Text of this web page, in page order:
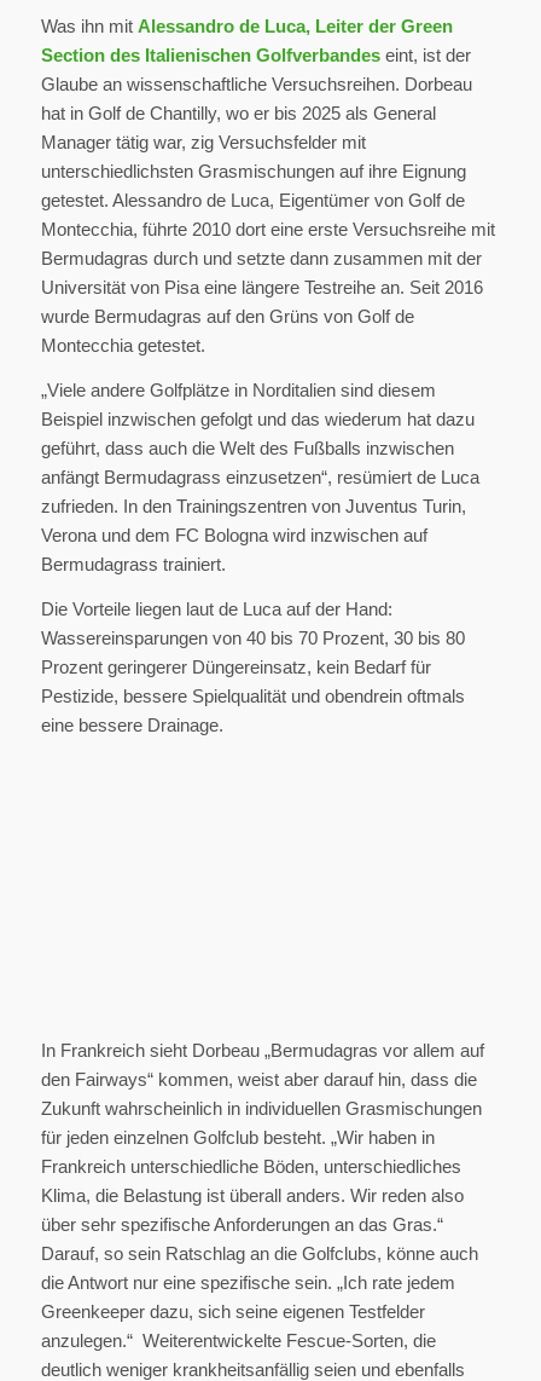
Was ihn mit Alessandro de Luca, Leiter der Green
Section des Italienischen Golfverbandeseint, ist der
Glaube an wissenschaftliche Versuchsreihen. Dorbeau
hat in Golf de Chantilly, wo er bis 2025 als General
Manager tätig war, zig Versuchsfelder mit
unterschiedlichsten Grasmischungen auf ihre Eignung
getestet. Alessandro de Luca, Eigentümer von Golf de
Montecchia, führte 2010 dort eine erste Versuchsreihe mit
Bermudagras durch und setzte dann zusammen mit der
Universität von Pisa eine längere Testreihe an. Seit 2016
wurde Bermudagras auf den Grüns von Golf de
Montecchia getestet.
„Viele andere Golfplätze in Norditalien sind diesem
Beispiel inzwischen gefolgt und das wiederum hat dazu
geführt, dass auch die Welt des Fußballs inzwischen
anfängt Bermudagrass einzusetzen“, resümiert de Luca
zufrieden. In den Trainingszentren von Juventus Turin,
Verona und dem FC Bologna wird inzwischen auf
Bermudagrass trainiert.
Die Vorteile liegen laut de Luca auf der Hand:
Wassereinsparungen von 40 bis 70 Prozent, 30 bis 80
Prozent geringerer Düngereinsatz, kein Bedarf für
Pestizide, bessere Spielqualität und obendrein oftmals
eine bessere Drainage.
In Frankreich sieht Dorbeau „Bermudagras vor allem auf
den Fairways“ kommen, weist aber darauf hin, dass die
Zukunft wahrscheinlich in individuellen Grasmischungen
für jeden einzelnen Golfclub besteht. „Wir haben in
Frankreich unterschiedliche Böden, unterschiedliches
Klima, die Belastung ist überall anders. Wir reden also
über sehr spezifische Anforderungen an das Gras.“
Darauf, so sein Ratschlag an die Golfclubs, könne auch
die Antwort nur eine spezifische sein. „Ich rate jedem
Greenkeeper dazu, sich seine eigenen Testfelder
anzulegen.“ Weiterentwickelte Fescue-Sorten, die
deutlich weniger krankheitsanfällig seien und ebenfalls